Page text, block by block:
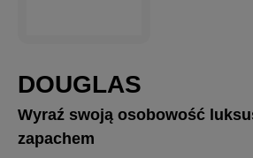
DOUGLAS
Wyraź swoją osobowość
zapachem